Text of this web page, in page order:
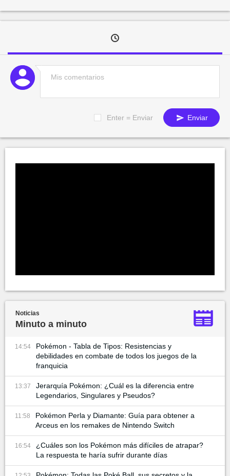
Enter = Enviar Enviar
Noticias
Minuto a minuto
14:54
Pokémon - Tabla de Tipos: Resistencias y
debilidades en combate de todos los juegos de la
franquicia
13:37
Jerarquía Pokémon: ¿Cuál es la diferencia entre
Legendarios, Singulares y Pseudos?
11:58
Pokémon Perla y Diamante: Guía para obtener a
Arceus en los remakes de Nintendo Switch
16:54
¿Cuáles son los Pokémon más difíciles de atrapar?
La respuesta te haría sufrir durante días